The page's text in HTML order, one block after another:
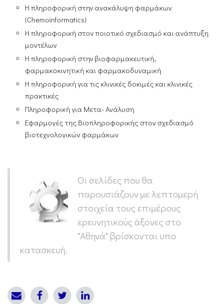
Η πληροφορική στην ανακάλυψη φαρμάκων
(Chemoinformatics)
Η πληροφορική στον ποιοτικό σχεδιασμό και ανάπτυξη
μοντέλων
Η πληροφορική στην βιοφαρμακευτική,
φαρμακοκινητική και φαρμακοδυναμική
Η πληροφορική για τις κλινικές δοκιμές και κλινικές
πρακτικές
Πληροφορική για Μετα- Ανάλυση
Εφαρμογές της Βιοπληροφορικής στον σχεδιασμό
βιοτεχνολογικών φαρμάκων
Οι σελίδες που θα
παρουσιάζουν με λεπτομερή
στοιχεία τους επιμέρους
ερευνητικούς άξονες στο
"Αθηνά" βρίσκονται υπο
κατασκευή.